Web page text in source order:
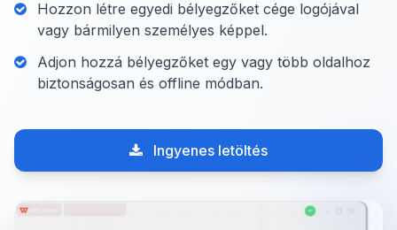
Hozzon létre egyedi bélyegzőket cége logójával
vagy bármilyen személyes képpel.
Adjon hozzá bélyegzőket egy vagy több oldalhoz
biztonságosan és offline módban.
Ingyenes letöltés